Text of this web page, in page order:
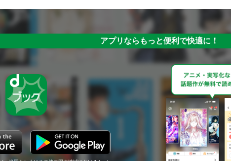
アプリならもっと便利で快適に！